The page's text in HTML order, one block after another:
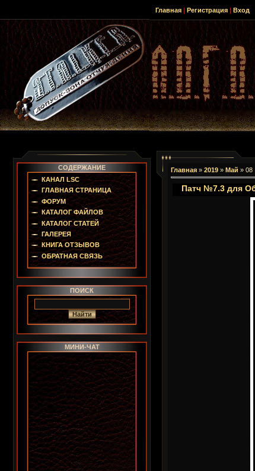
Главная | Регистрация | Вход
СОДЕРЖАНИЕ
КАНАЛ LSC
ГЛАВНАЯ СТРАНИЦА
ФОРУМ
КАТАЛОГ ФАЙЛОВ
КАТАЛОГ СТАТЕЙ
ГАЛЕРЕЯ
КНИГА ОТЗЫВОВ
ОБРАТНАЯ СВЯЗЬ
ПОИСК
МИНИ-ЧАТ
Главная » 2019 » Май » 08
Патч №7.3 для